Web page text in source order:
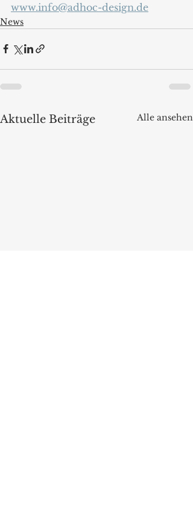
www.info@adhoc-design.de
News
Aktuelle Beiträge Alle ansehen